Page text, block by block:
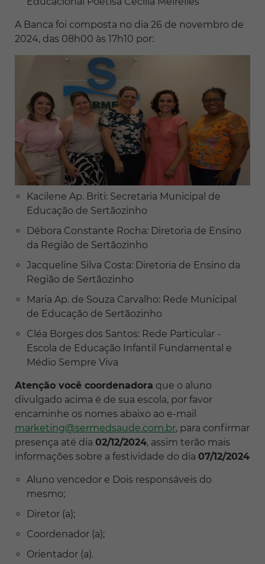
A Banca foi composta no dia 26 de novembro de
2024, das 08h00 às 17h10 por:
Kacilene Ap. Briti: Secretaria Municipal de
Educação de Sertãozinho
Débora Constante Rocha: Diretoria de Ensino
da Região de Sertãozinho
Jacqueline Silva Costa: Diretoria de Ensino da
Região de Sertãozinho
Maria Ap. de Souza Carvalho: Rede Municipal
de Educação de Sertãozinho
Cléa Borges dos Santos: Rede Particular -
Escola de Educação Infantil Fundamental e
Médio Sempre Viva
Atenção você coordenadora que o aluno
divulgado acima é de sua escola, por favor
encaminhe os nomes abaixo ao e-mail
marketing@sermedsaude.com.br, para confirmar
presença até dia 02/12/2024, assim terão mais
informações sobre a festividade do dia 07/12/2024
Aluno vencedor e Dois responsáveis do
mesmo;
Diretor (a);
Coordenador (a);
Orientador (a).